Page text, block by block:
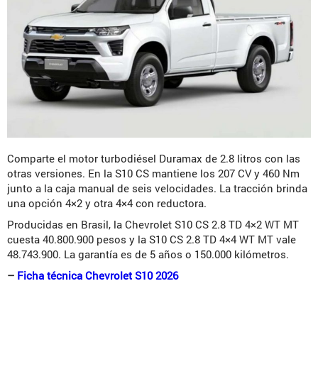
Comparte el motor turbodiésel Duramax de 2.8 litros con las
otras versiones. En la S10 CS mantiene los 207 CV y 460 Nm
junto a la caja manual de seis velocidades. La tracción brinda
una opción 4×2 y otra 4×4 con reductora.
Producidas en Brasil, la Chevrolet S10 CS 2.8 TD 4×2 WT MT
cuesta 40.800.900 pesos y la S10 CS 2.8 TD 4×4 WT MT vale
48.743.900. La garantía es de 5 años o 150.000 kilómetros.
– Ficha técnica Chevrolet S10 2026